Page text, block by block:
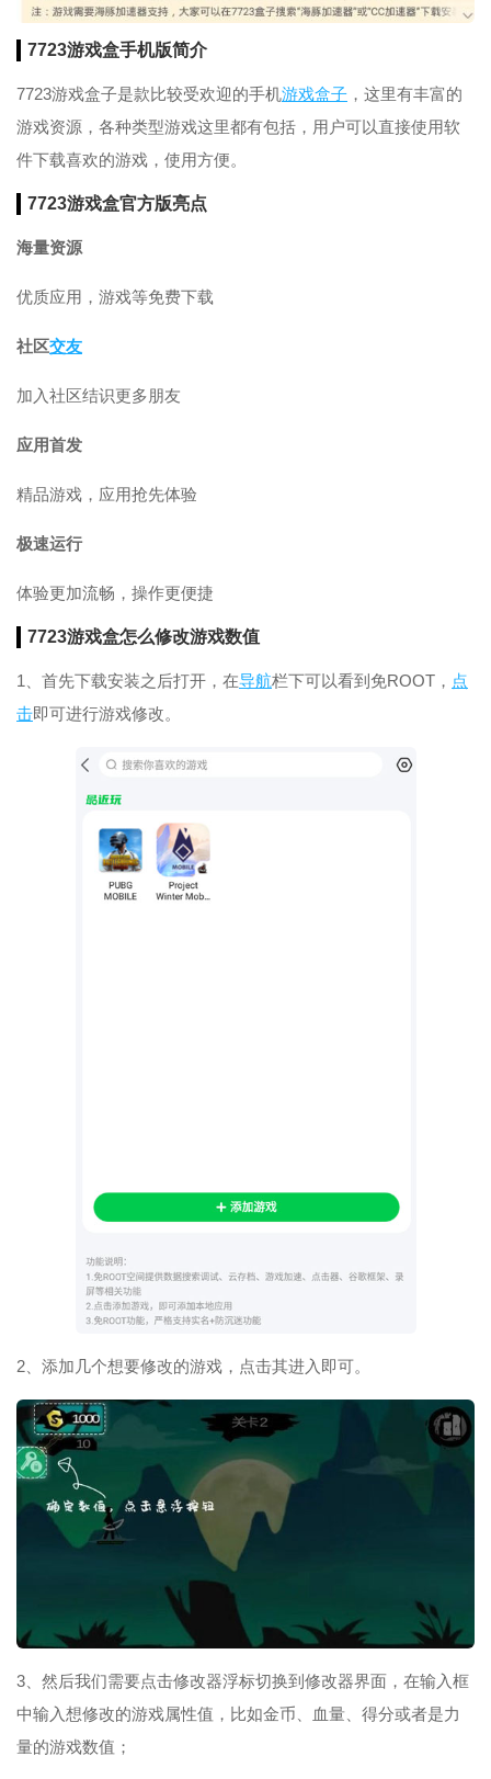
7723游戏盒手机版简介
7723游戏盒子是款比较受欢迎的手机游戏盒子 ，这里有丰富的
游戏资源，各种类型游戏这里都有包括，用户可以直接使用软
件下载喜欢的游戏，使用方便。
7723游戏盒官方版亮点
海量资源
优质应用，游戏等免费下载
社区交友
加入社区结识更多朋友
应用首发
精品游戏，应用抢先体验
极速运行
体验更加流畅，操作更便捷
7723游戏盒怎么修改游戏数值
1、首先下载安装之后打开，在导航栏下可以看到免ROOT， 点
击即可进行游戏修改。
2、添加几个想要修改的游戏，点击其进入即可。
3、然后我们需要点击修改器浮标切换到修改器界面，在输入框
中输入想修改的游戏属性值，比如金币、血量、得分或者是力
量的游戏数值；